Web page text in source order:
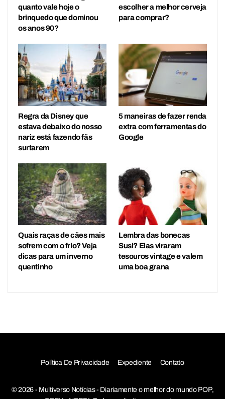
quanto vale hoje o
brinquedo que dominou
os anos 90?
escolher a melhor cerveja
para comprar?
Regra da Disney que
estava debaixo do nosso
nariz está fazendo fãs
surtarem
5 maneiras de fazer renda
extra com ferramentas do
Google
Quais raças de cães mais
sofrem com o frio? Veja
dicas para um inverno
quentinho
Lembra das bonecas
Susi? Elas viraram
tesouros vintage e valem
uma boa grana
Política De Privacidade Expediente Contato
© 2026 - Multiverso Notícias - Diariamente o melhor do mundo POP,